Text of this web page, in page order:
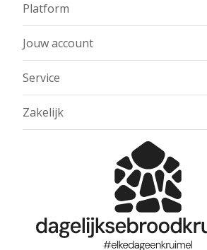
Platform
Jouw account
Service
Zakelijk